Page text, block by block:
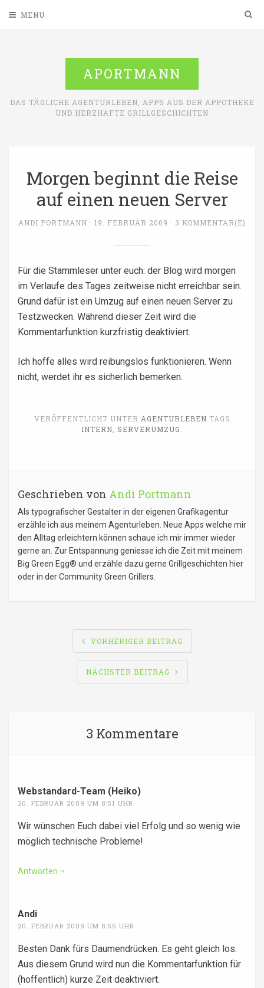
MENU
APORTMANN
DAS TÄGLICHE AGENTURLEBEN, APPS AUS DER APPOTHEKE
UND HERZHAFTE GRILLGESCHICHTEN
Morgen beginnt die Reise
auf einen neuen Server
ANDI PORTMANN 19. FEBRUAR 2009 3 KOMMENTAR(E)
Für die Stammleser unter euch: der Blog wird morgen
im Verlaufe des Tages zeitweise nicht erreichbar sein.
Grund dafür ist ein Umzug auf einen neuen Server zu
Testzwecken. Während dieser Zeit wird die
Kommentarfunktion kurzfristig deaktiviert.
Ich hoffe alles wird reibungslos funktionieren. Wenn
nicht, werdet ihr es sicherlich bemerken.
VERÖFFENTLICHT UNTER AGENTURLEBEN TAGS
INTERN
SERVERUMZUG
Geschrieben von Andi Portmann
Als typografischer Gestalter in der eigenen Grafikagentur
erzähle ich aus meinem Agenturleben. Neue Apps welche mir
den Alltag erleichtern können schaue ich mir immer wieder
gerne an. Zur Entspannung geniesse ich die Zeit mit meinem
Big Green Egg® und erzähle dazu gerne Grillgeschichten hier
oder in der Community Green Grillers.
BEITRAGSNAVIGATION
VORHERIGER BEITRAG
NÄCHSTER BEITRAG
3 Kommentare
Webstandard-Team (Heiko)
20. FEBRUAR 2009 UM 8:51 UHR
Wir wünschen Euch dabei viel Erfolg und so wenig wie
möglich technische Probleme!
Antworten
Andi
20. FEBRUAR 2009 UM 8:55 UHR
Besten Dank fürs Daumendrücken. Es geht gleich los.
Aus diesem Grund wird nun die Kommentarfunktion für
(hoffentlich) kurze Zeit deaktiviert.